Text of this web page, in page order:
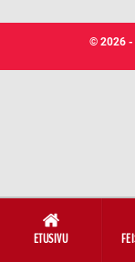
ETUSIVU
© 2026 -